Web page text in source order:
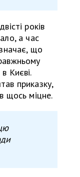
років
а час
що
Києві.
приказку,
щось міцне.